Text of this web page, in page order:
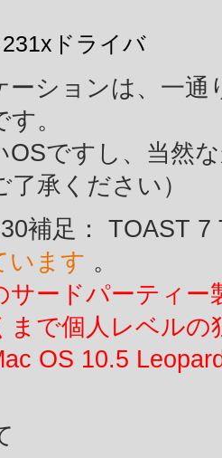
ドライバ
ーションは、一通
。
OSですし、当然
承ください）
補足： TOAST
います 。
サードパーティ
まで個人レベル
OS 10.5